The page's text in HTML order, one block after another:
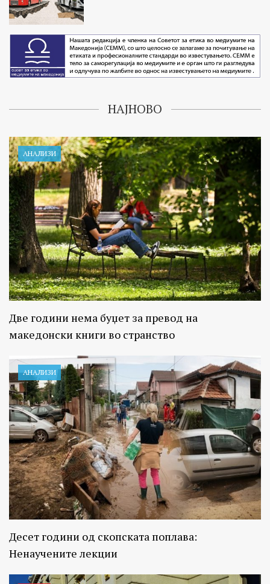
НАЈНОВО
АНАЛИЗИ
Две години нема буџет за превод на
македонски книги во странство
АНАЛИЗИ
Десет години од скопската поплава:
Ненаучените лекции